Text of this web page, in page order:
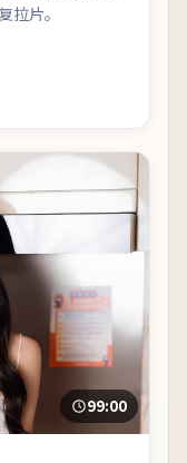
拉片。
99:00